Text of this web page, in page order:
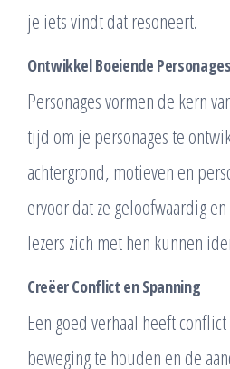
je iets vindt dat resoneert.
Ontwikkel Boeiende Personages
Personages vormen de kern
tijd om je personages te
achtergrond, motieven en
ervoor dat ze geloofwaardig
lezers zich met hen kunnen
Creëer Conflict en Spanning
Een goed verhaal heeft
beweging te houden en de